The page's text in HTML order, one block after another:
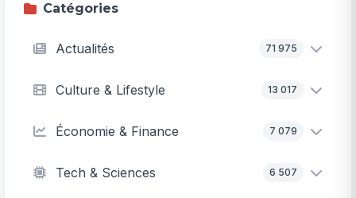
Catégories
Actualités 71 975
Culture & Lifestyle 13 017
Économie & Finance 7 079
Tech & Sciences 6 507